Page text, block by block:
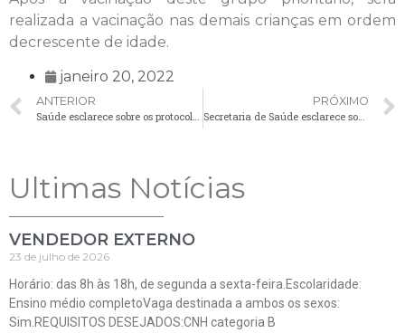
realizada a vacinação nas demais crianças em ordem
decrescente de idade.
janeiro 20, 2022
ANTERIOR
Saúde esclarece sobre os protocolos de testagem, isolamento e prazos
PRÓXIMO
Secretaria de Saúde esclarece sobre Influenza H3N2, vacinação e óbito registrado
Ultimas Notícias
VENDEDOR EXTERNO
23 de julho de 2026
Horário: das 8h às 18h, de segunda a sexta-feira.Escolaridade:
Ensino médio completoVaga destinada a ambos os sexos:
Sim.REQUISITOS DESEJADOS:CNH categoria B